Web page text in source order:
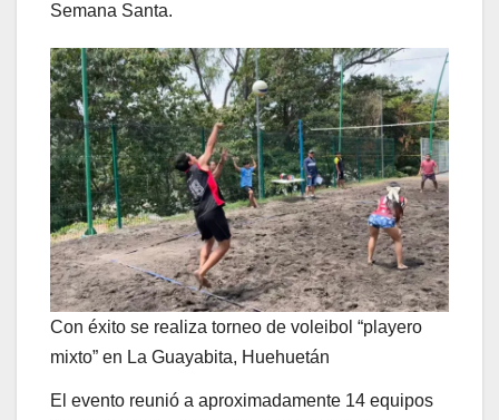
Semana Santa.
Con éxito se realiza torneo de voleibol “playero
mixto” en La Guayabita, Huehuetán
El evento reunió a aproximadamente 14 equipos